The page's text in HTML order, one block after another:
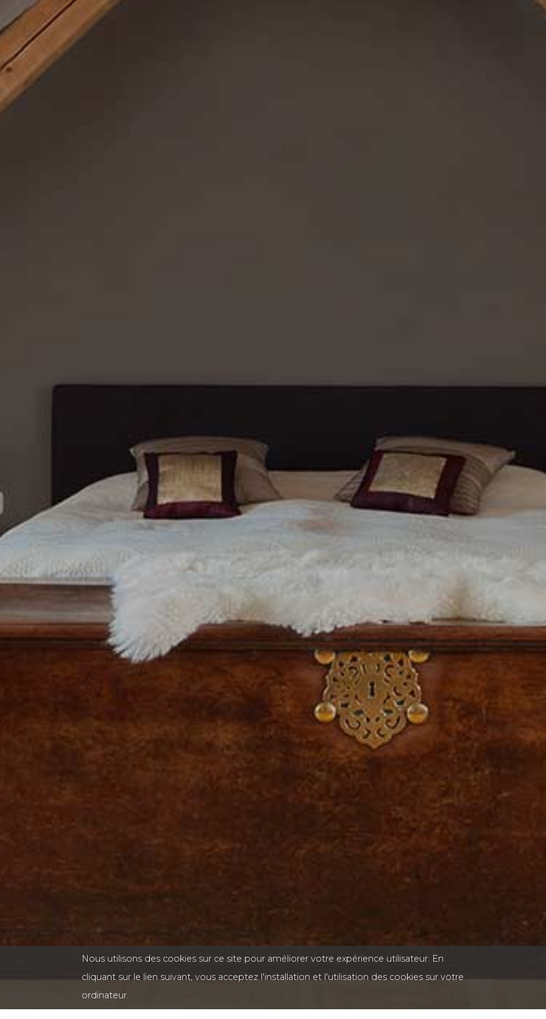
Nous utilisons des cookies sur ce site pour améliorer votre expérience utilisateur. En
cliquant sur le lien suivant, vous acceptez l'installation et l'utilisation des cookies sur votre
ordinateur.